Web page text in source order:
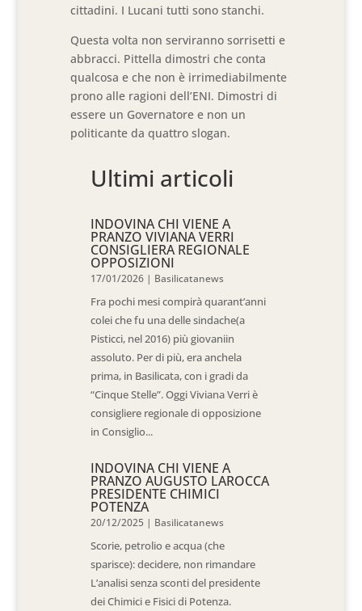
cittadini. I Lucani tutti sono stanchi.
Questa volta non serviranno sorrisetti e
abbracci. Pittella dimostri che conta
qualcosa e che non è irrimediabilmente
prono alle ragioni dell’ENI. Dimostri di
essere un Governatore e non un
politicante da quattro slogan.
Ultimi articoli
INDOVINA CHI VIENE A
PRANZO VIVIANA VERRI
CONSIGLIERA REGIONALE
OPPOSIZIONI
17/01/2026 | Basilicatanews
Fra pochi mesi compirà quarant’anni
colei che fu una delle sindache(a
Pisticci, nel 2016) più giovaniin
assoluto. Per di più, era anchela
prima, in Basilicata, con i gradi da
“Cinque Stelle”. Oggi Viviana Verri è
consigliere regionale di opposizione
in Consiglio...
INDOVINA CHI VIENE A
PRANZO AUGUSTO LAROCCA
PRESIDENTE CHIMICI
POTENZA
20/12/2025 | Basilicatanews
Scorie, petrolio e acqua (che
sparisce): decidere, non rimandare
L’analisi senza sconti del presidente
dei Chimici e Fisici di Potenza.